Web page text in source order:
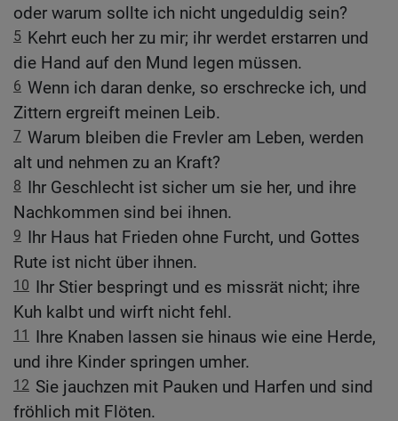
oder warum sollte ich nicht ungeduldig sein?
5 Kehrt euch her zu mir; ihr werdet erstarren und
die Hand auf den Mund legen müssen.
6 Wenn ich daran denke, so erschrecke ich, und
Zittern ergreift meinen Leib.
7 Warum bleiben die Frevler am Leben, werden
alt und nehmen zu an Kraft?
8 Ihr Geschlecht ist sicher um sie her, und ihre
Nachkommen sind bei ihnen.
9 Ihr Haus hat Frieden ohne Furcht, und Gottes
Rute ist nicht über ihnen.
10 Ihr Stier bespringt und es missrät nicht; ihre
Kuh kalbt und wirft nicht fehl.
11
Ihre Knaben lassen sie hinaus wie eine Herde,
und ihre Kinder springen umher.
12 Sie jauchzen mit Pauken und Harfen und sind
fröhlich mit Flöten.